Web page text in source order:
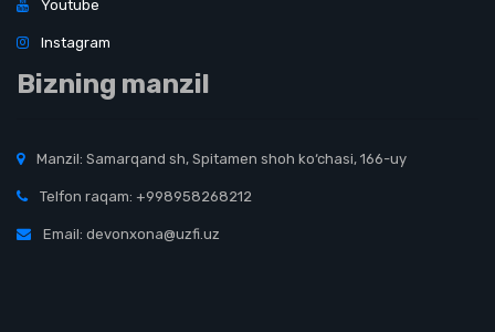
Youtube
Instagram
Bizning manzil
Manzil: Samarqand sh, Spitamen shoh ko‘chasi, 166-uy
Telfon raqam: +998958268212
Email: devonxona@uzfi.uz